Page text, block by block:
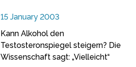
15 January 2003
Kann Alkohol den
Testosteronspiegel steigern? Die
Wissenschaft sagt: „Vielleicht“